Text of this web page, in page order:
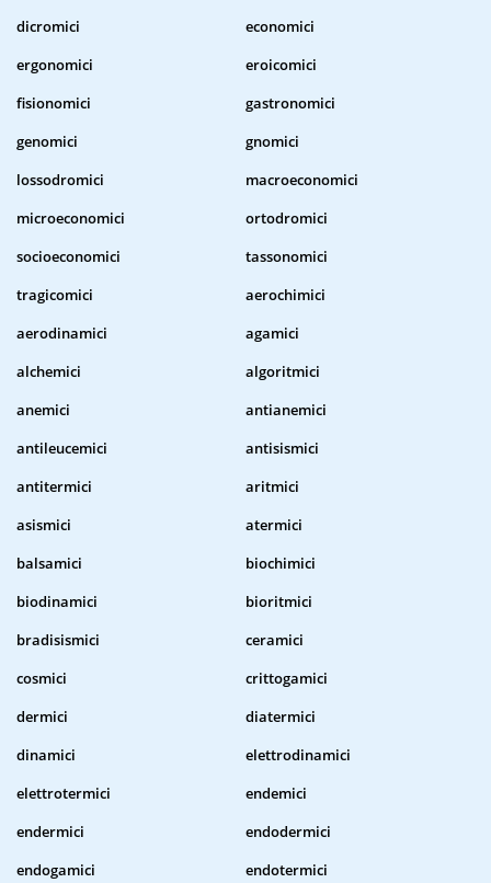
dicromici
economici
ergonomici
eroicomici
fisionomici
gastronomici
genomici
gnomici
lossodromici
macroeconomici
microeconomici
ortodromici
socioeconomici
tassonomici
tragicomici
aerochimici
aerodinamici
agamici
alchemici
algoritmici
anemici
antianemici
antileucemici
antisismici
antitermici
aritmici
asismici
atermici
balsamici
biochimici
biodinamici
bioritmici
bradisismici
ceramici
cosmici
crittogamici
dermici
diatermici
dinamici
elettrodinamici
elettrotermici
endemici
endermici
endodermici
endogamici
endotermici